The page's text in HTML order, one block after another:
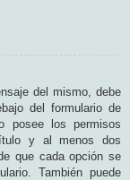
del mismo, debe
del formulario de
posee los permisos
y al menos dos
que cada opción se
También puede